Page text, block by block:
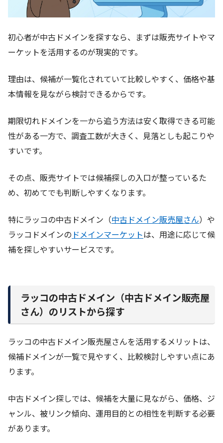
初心者が中古ドメインを探すなら、まずは販売サイトやマ
ーケットを活用するのが現実的です。
理由は、候補が一覧化されていて比較しやすく、価格や基
本情報を見ながら検討できるからです。
期限切れドメインを一から追う方法は安く取得できる可能
性がある一方で、調査工数が大きく、見落としも起こりや
すいです。
その点、販売サイトでは候補探しの入口が整っているた
め、初めてでも判断しやすくなります。
特にラッコの中古ドメイン（中古ドメイン販売屋さん）や
ラッコドメインの ドメインマーケットは、用途に応じて候
補を探しやすいサービスです。
ラッコの中古ドメイン（中古ドメイン販売屋
さん）のリストから探す
ラッコの中古ドメイン販売屋さんを活用するメリットは、
候補ドメインが一覧で見やすく、比較検討しやすい点にあ
ります。
中古ドメイン探しでは、候補を大量に見ながら、価格、ジ
ャンル、被リンク傾向、運用目的との相性を判断する必要
があります。